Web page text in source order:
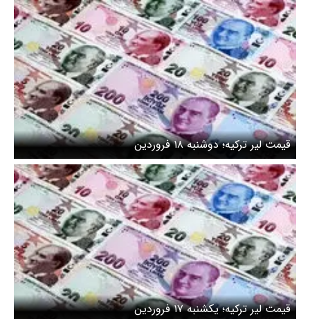
قیمت لیر ترکیه؛ دوشنبه ۱۸ فروردین
قیمت لیر ترکیه؛ یکشنبه ۱۷ فروردین